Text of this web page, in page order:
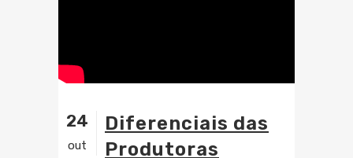
24
out
Diferenciais das
Produtoras